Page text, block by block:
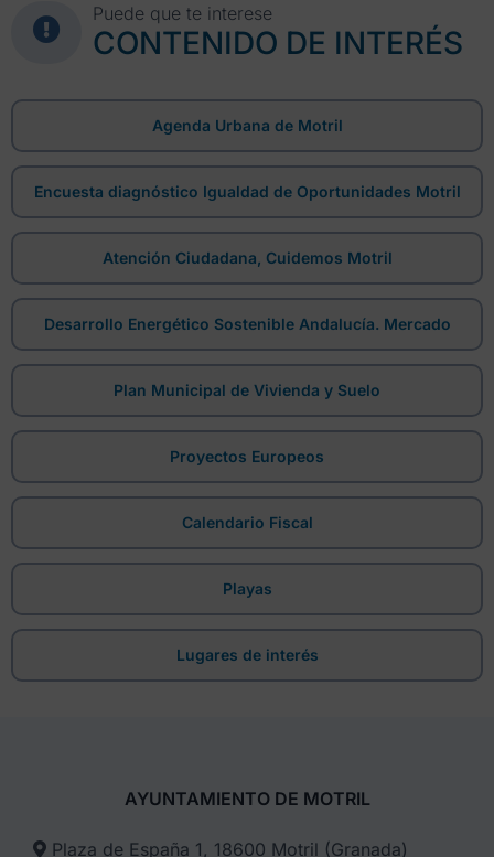
Puede que te interese
CONTENIDO DE INTERÉS
Agenda Urbana de Motril
Encuesta diagnóstico Igualdad de Oportunidades Motril
Atención Ciudadana, Cuidemos Motril
Desarrollo Energético Sostenible Andalucía. Mercado
Plan Municipal de Vivienda y Suelo
Proyectos Europeos
Calendario Fiscal
Playas
Lugares de interés
AYUNTAMIENTO DE MOTRIL
Plaza de España 1, 18600 Motril (Granada)​